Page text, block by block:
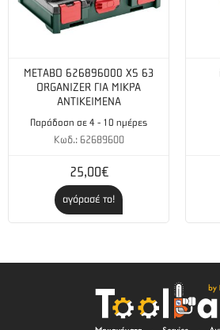
METABO 626896000 XS 63
ORGANIZER ΓΙΑ ΜΙΚΡΑ
ΑΝΤΙΚΕΙΜΕΝΑ
Παράδοση σε 4 - 10 ημέρες
Κωδ.: 62689600
25,00€
αγόρασέ το!